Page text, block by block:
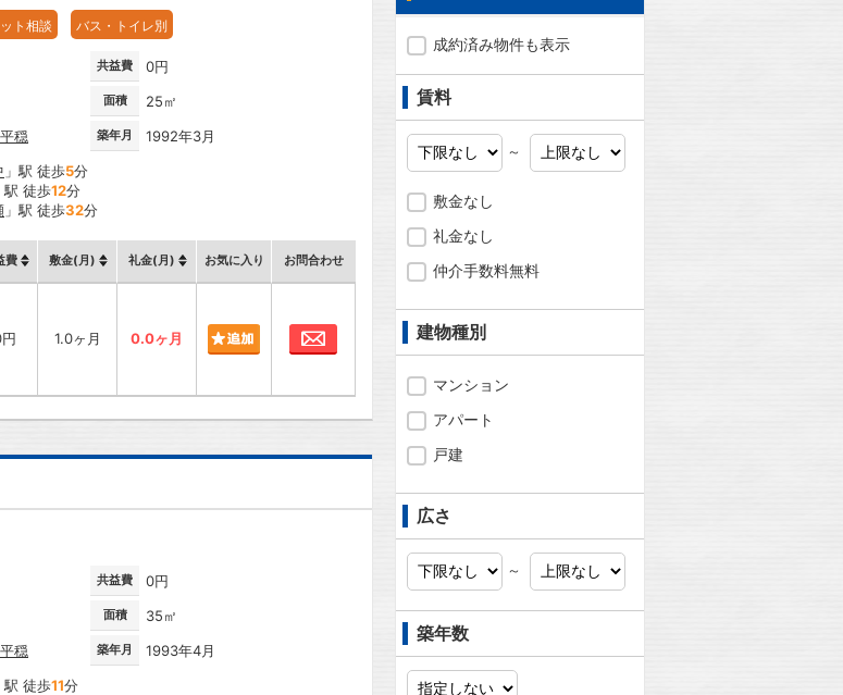
ト相談 バス・トイレ別
共益費 0円
面積 25㎡
平穏 築年月 1992年3月
」駅 徒歩5分
駅 徒歩12分
」駅 徒歩32分
費 敷金(月) 礼金(月) お気に入り お問合わせ
1.0ヶ月 0.0ヶ月
共益費 0円
面積 35㎡
平穏 築年月 1993年4月
駅 徒歩11分
成約済み物件も表示
賃料
～
敷金なし
礼金なし
仲介手数料無料
建物種別
マンション
アパート
戸建
広さ
～
築年数